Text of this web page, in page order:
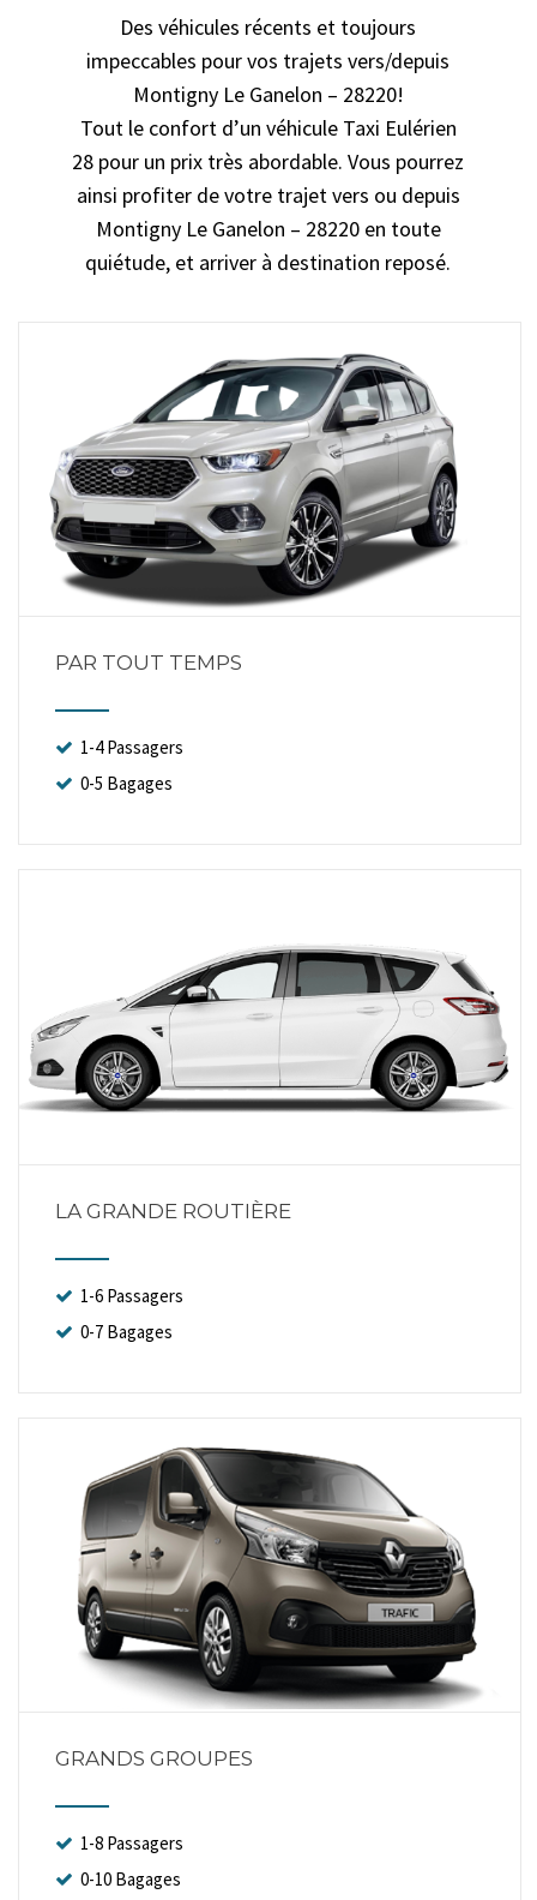
Des véhicules récents et toujours
impeccables pour vos trajets vers/depuis
Montigny Le Ganelon – 28220!
Tout le confort d’un véhicule Taxi Eulérien
28 pour un prix très abordable. Vous pourrez
ainsi profiter de votre trajet vers ou depuis
Montigny Le Ganelon – 28220 en toute
quiétude, et arriver à destination reposé.
PAR TOUT TEMPS
1-4 Passagers
0-5 Bagages
LA GRANDE ROUTIÈRE
1-6 Passagers
0-7 Bagages
GRANDS GROUPES
1-8 Passagers
0-10 Bagages